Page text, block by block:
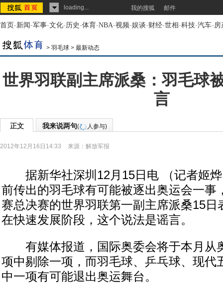
loading... 我的搜狐 邮件
首页-新闻-军事-文化-历史-体育-NBA-视频-娱谈-财经-世相-科技-汽车-房
> 羽毛球 > 最新动态
世界羽联副主席派桑：羽毛球
言
正文 我来说两句( 人参与)
2012年12月16日14:33 来源： 解放军报
据新华社深圳12月15日电 （记者姬烨
前传出的羽毛球有可能被逐出奥运会一事
赛总决赛的世界羽联第一副主席派桑15日
在快速发展阶段，这个说法是谣言。
有媒体报道，国际奥委会将于本月从
项中剔除一项，而羽毛球、乒乓球、现代
中一项有可能退出奥运舞台。